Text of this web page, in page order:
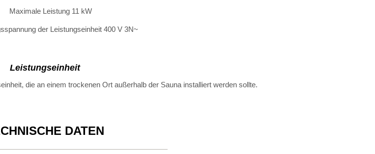
Maximale Leistung 11 kW
der Leistungseinheit 400 V 3N~
Leistungseinheit
die an einem trockenen Ort außerhalb der Sauna installiert werden sollte.
DATEN